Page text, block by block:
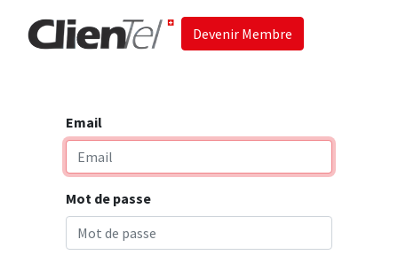
Devenir Membre
Email
Mot de passe